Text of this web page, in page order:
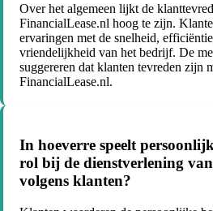
Over het algemeen lijkt de
FinancialLease.nl hoog te zijn.
ervaringen met de snelheid,
vriendelijkheid van het bedrijf. De
suggereren dat klanten tevreden zijn
FinancialLease.nl.
In hoeverre speelt
rol bij de dienstverlening
volgens klanten?